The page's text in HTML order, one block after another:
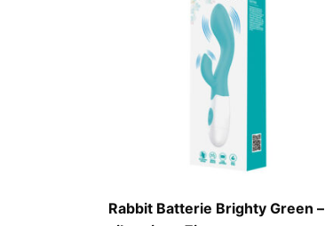
Rabbit Batterie Brighty Green –